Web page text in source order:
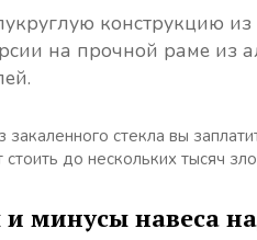
конструкцию
на прочной раме из
стекла вы
до нескольких тысяч
минусы навеса